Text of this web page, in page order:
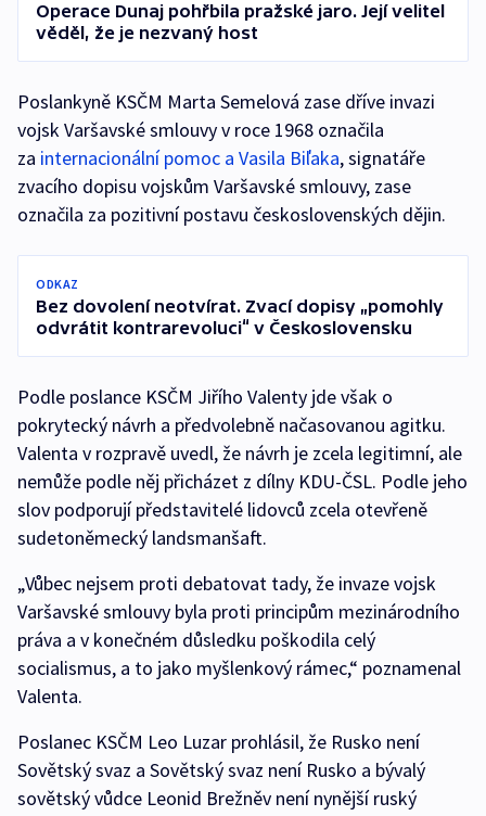
Operace Dunaj pohřbila pražské jaro. Její velitel
věděl, že je nezvaný host
Poslankyně KSČM Marta Semelová zase dříve invazi
vojsk Varšavské smlouvy v roce 1968 označila
za internacionální pomoc a Vasila Biľaka, signatáře
zvacího dopisu vojskům Varšavské smlouvy, zase
označila za pozitivní postavu československých dějin.
ODKAZ
Bez dovolení neotvírat. Zvací dopisy „pomohly
odvrátit kontrarevoluci“ v Československu
Podle poslance KSČM Jiřího Valenty jde však o
pokrytecký návrh a předvolebně načasovanou agitku.
Valenta v rozpravě uvedl, že návrh je zcela legitimní, ale
nemůže podle něj přicházet z dílny KDU-ČSL. Podle jeho
slov podporují představitelé lidovců zcela otevřeně
sudetoněmecký landsmanšaft.
„Vůbec nejsem proti debatovat tady, že invaze vojsk
Varšavské smlouvy byla proti principům mezinárodního
práva a v konečném důsledku poškodila celý
socialismus, a to jako myšlenkový rámec,“ poznamenal
Valenta.
Poslanec KSČM Leo Luzar prohlásil, že Rusko není
Sovětský svaz a Sovětský svaz není Rusko a bývalý
sovětský vůdce Leonid Brežněv není nynější ruský